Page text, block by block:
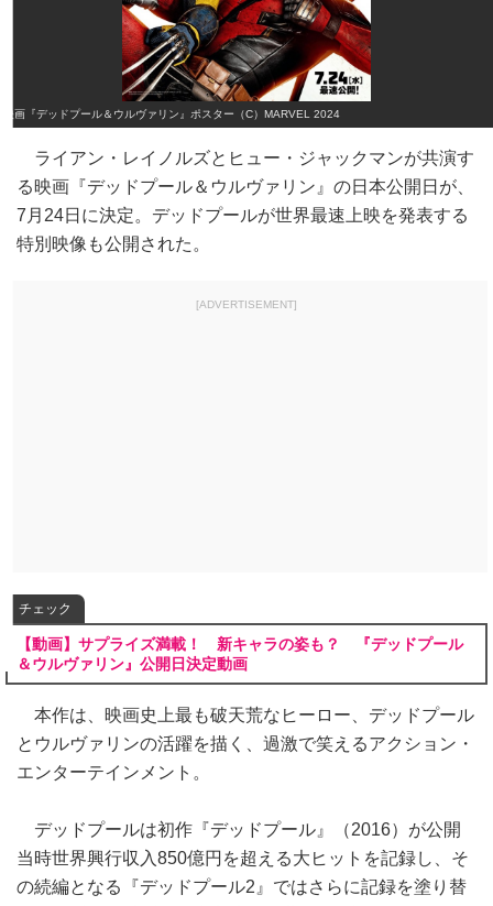
映画『デッドプール＆ウルヴァリン』ポスター（C）MARVEL 2024
ライアン・レイノルズとヒュー・ジャックマンが共演す
る映画『デッドプール＆ウルヴァリン』の日本公開日が、
7月24日に決定。デッドプールが世界最速上映を発表する
特別映像も公開された。
[ADVERTISEMENT]
チェック
【動画】サプライズ満載！ 新キャラの姿も？ 『デッドプール
＆ウルヴァリン』公開日決定動画
本作は、映画史上最も破天荒なヒーロー、デッドプール
とウルヴァリンの活躍を描く、過激で笑えるアクション・
エンターテインメント。
デッドプールは初作『デッドプール』（2016）が公開
当時世界興行収入850億円を超える大ヒットを記録し、そ
の続編となる『デッドプール2』ではさらに記録を塗り替